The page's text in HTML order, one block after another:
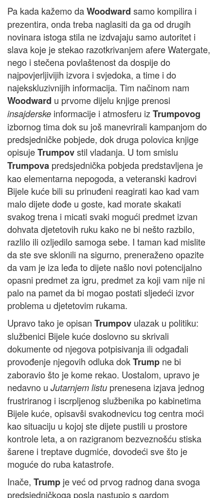
Pa kada kažemo daWoodward samo kompilira i
prezentira, onda treba naglasiti da ga od drugih
novinara istoga stila ne izdvajaju samo autoritet i
slava koje je stekao razotkrivanjem afere Watergate,
nego i stečena povlaštenost da dospije do
najpovjerljivijih izvora i svjedoka, a time i do
najekskluzivnijih informacija. Tim načinom nam
Woodward u prvome dijelu knjige prenosi
insajderske informacije i atmosferu iz Trumpovog
izbornog tima dok su još manevrirali kampanjom do
predsjedničke pobjede, dok druga polovica knjige
opisujeTrumpovstil vladanja. U tom smislu
Trumpova predsjednička pobjeda predstavljena je
kao elementarna nepogoda, a veteranski kadrovi
Bijele kuće bili su prinuđeni reagirati kao kad vam
malo dijete dođe u goste, kad morate skakati
svakog trena i micati svaki mogući predmet izvan
dohvata djetetovih ruku kako ne bi nešto razbilo,
razlilo ili ozljedilo samoga sebe. I taman kad mislite
da ste sve sklonili na sigurno, preneraženo opazite
da vam je iza leđa to dijete našlo novi potencijalno
opasni predmet za igru, predmet za koji vam nije ni
palo na pamet da bi mogao postati sljedeći izvor
problema u djetetovim rukama.
Upravo tako je opisan Trumpov ulazak u politiku:
službenici Bijele kuće doslovno su skrivali
dokumente od njegova potpisivanja ili odgađali
provođenje njegovih odluka dokTrump ne bi
zaboravio što je kome rekao. Uostalom, upravo je
nedavno u Jutarnjem listu prenesena izjava jednog
frustriranog i iscrpljenog službenika po kabinetima
Bijele kuće, opisavši svakodnevicu tog centra moći
kao situaciju u kojoj ste dijete pustili u prostore
kontrole leta, a on razigranom bezveznošću stiska
šarene i treptave dugmiće, dovodeći sve što je
moguće do ruba katastrofe.
Inače, Trump je već od prvog radnog dana svoga
predsjedničkoga posla nastupio s gardom